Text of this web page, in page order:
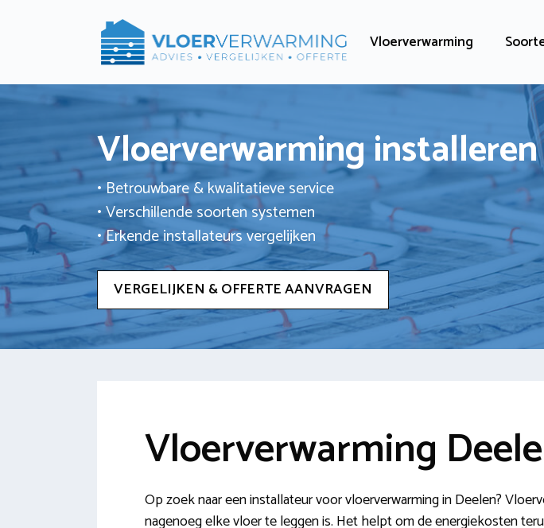
Vloerverwarming
Vloerverwarming installeren
• Betrouwbare & kwalitatieve service
• Verschillende soorten systemen
• Erkende installateurs vergelijken
VERGELIJKEN & OFFERTE AANVRAGEN
Vloerverwarming
Op zoek naar een installateur voor vloerverwarming in Deelen?
nagenoeg elke vloer te leggen is. Het helpt om de energiekosten